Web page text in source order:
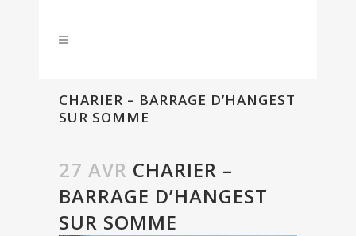
CHARIER – BARRAGE D’HANGEST
SUR SOMME
27 AVR CHARIER –
BARRAGE D’HANGEST
SUR SOMME